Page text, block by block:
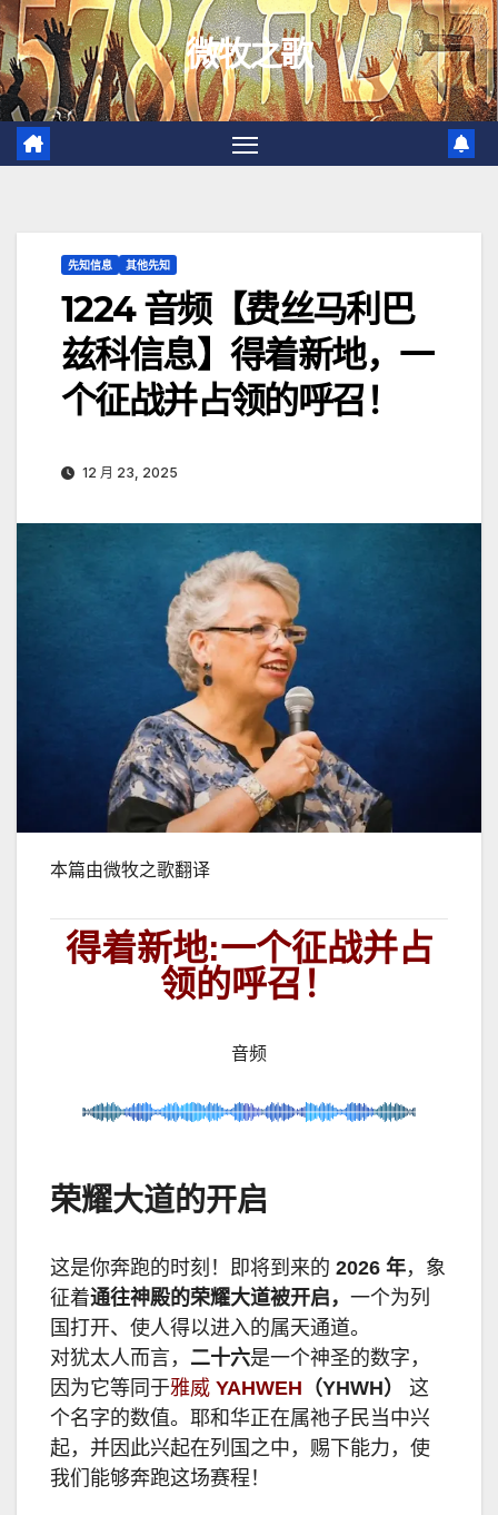
跳
至
内
容
微牧之歌
先知信息 其他先知
1224 音频【费丝马利巴
兹科信息】得着新地，一
个征战并占领的呼召！
12 月 23, 2025
本篇由微牧之歌翻译
得着新地:一个征战并占
领的呼召！
音频
荣耀大道的开启
这是你奔跑的时刻！即将到来的 2026 年，象
征着通往神殿的荣耀大道被开启， 一个为列
国打开、使人得以进入的属天通道。
对犹太人而言， 二十六是一个神圣的数字，
因为它等同于雅威 YAHWEH （YHWH）
这
个名字的数值。耶和华正在属祂子民当中兴
起，并因此兴起在列国之中，赐下能力，使
我们能够奔跑这场赛程！